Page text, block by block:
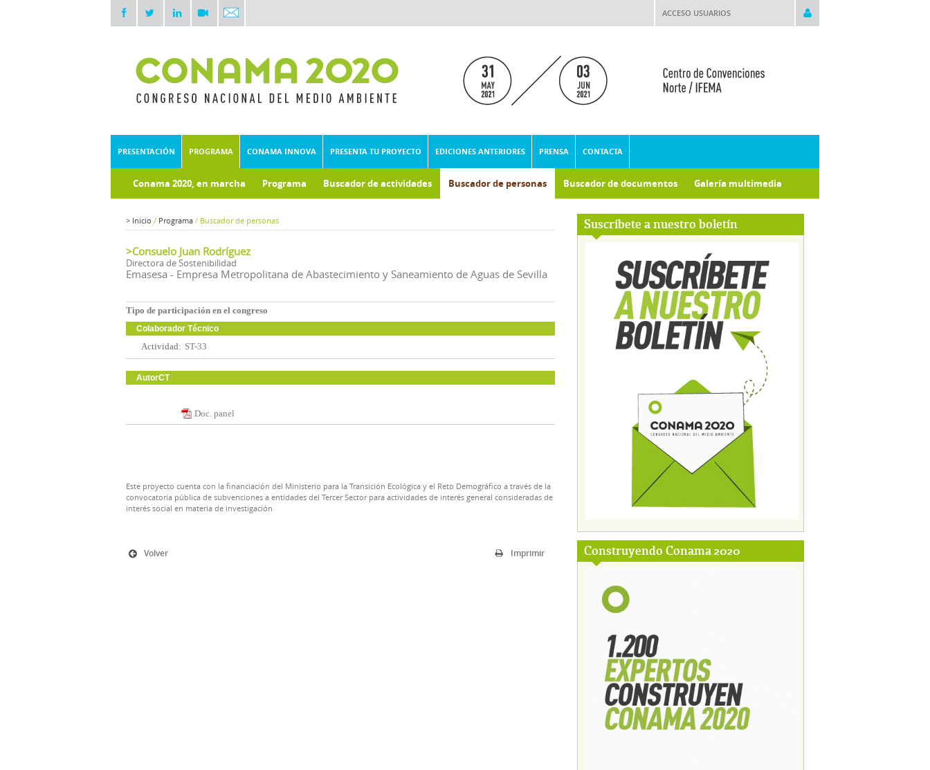
ACCESO USUARIOS
PRESENTACIÓN PROGRAMA CONAMA INNOVA PRESENTA TU PROYECTO EDICIONES ANTERIORES PRENSA CONTACTA
Conama 2020, en marcha Programa Buscador de actividades Buscador de personas Buscador de documentos Galería multimedia
Suscríbete a nuestro boletín
Construyendo Conama 2020
> Inicio / Programa / Buscador de personas
>Consuelo Juan Rodríguez
Directora de Sostenibilidad
Emasesa - Empresa Metropolitana de Abastecimiento y Saneamiento de Aguas de Sevilla
Tipo de participación en el congreso
Colaborador Técnico
Actividad: ST-33
AutorCT
Doc. panel
Este proyecto cuenta con la financiación del Ministerio para la Transición Ecológica y el Reto Demográfico a través de la
convocatoria pública de subvenciones a entidades del Tercer Sector para actividades de interés general consideradas de
interés social en materia de investigación
Imprimir
Volver